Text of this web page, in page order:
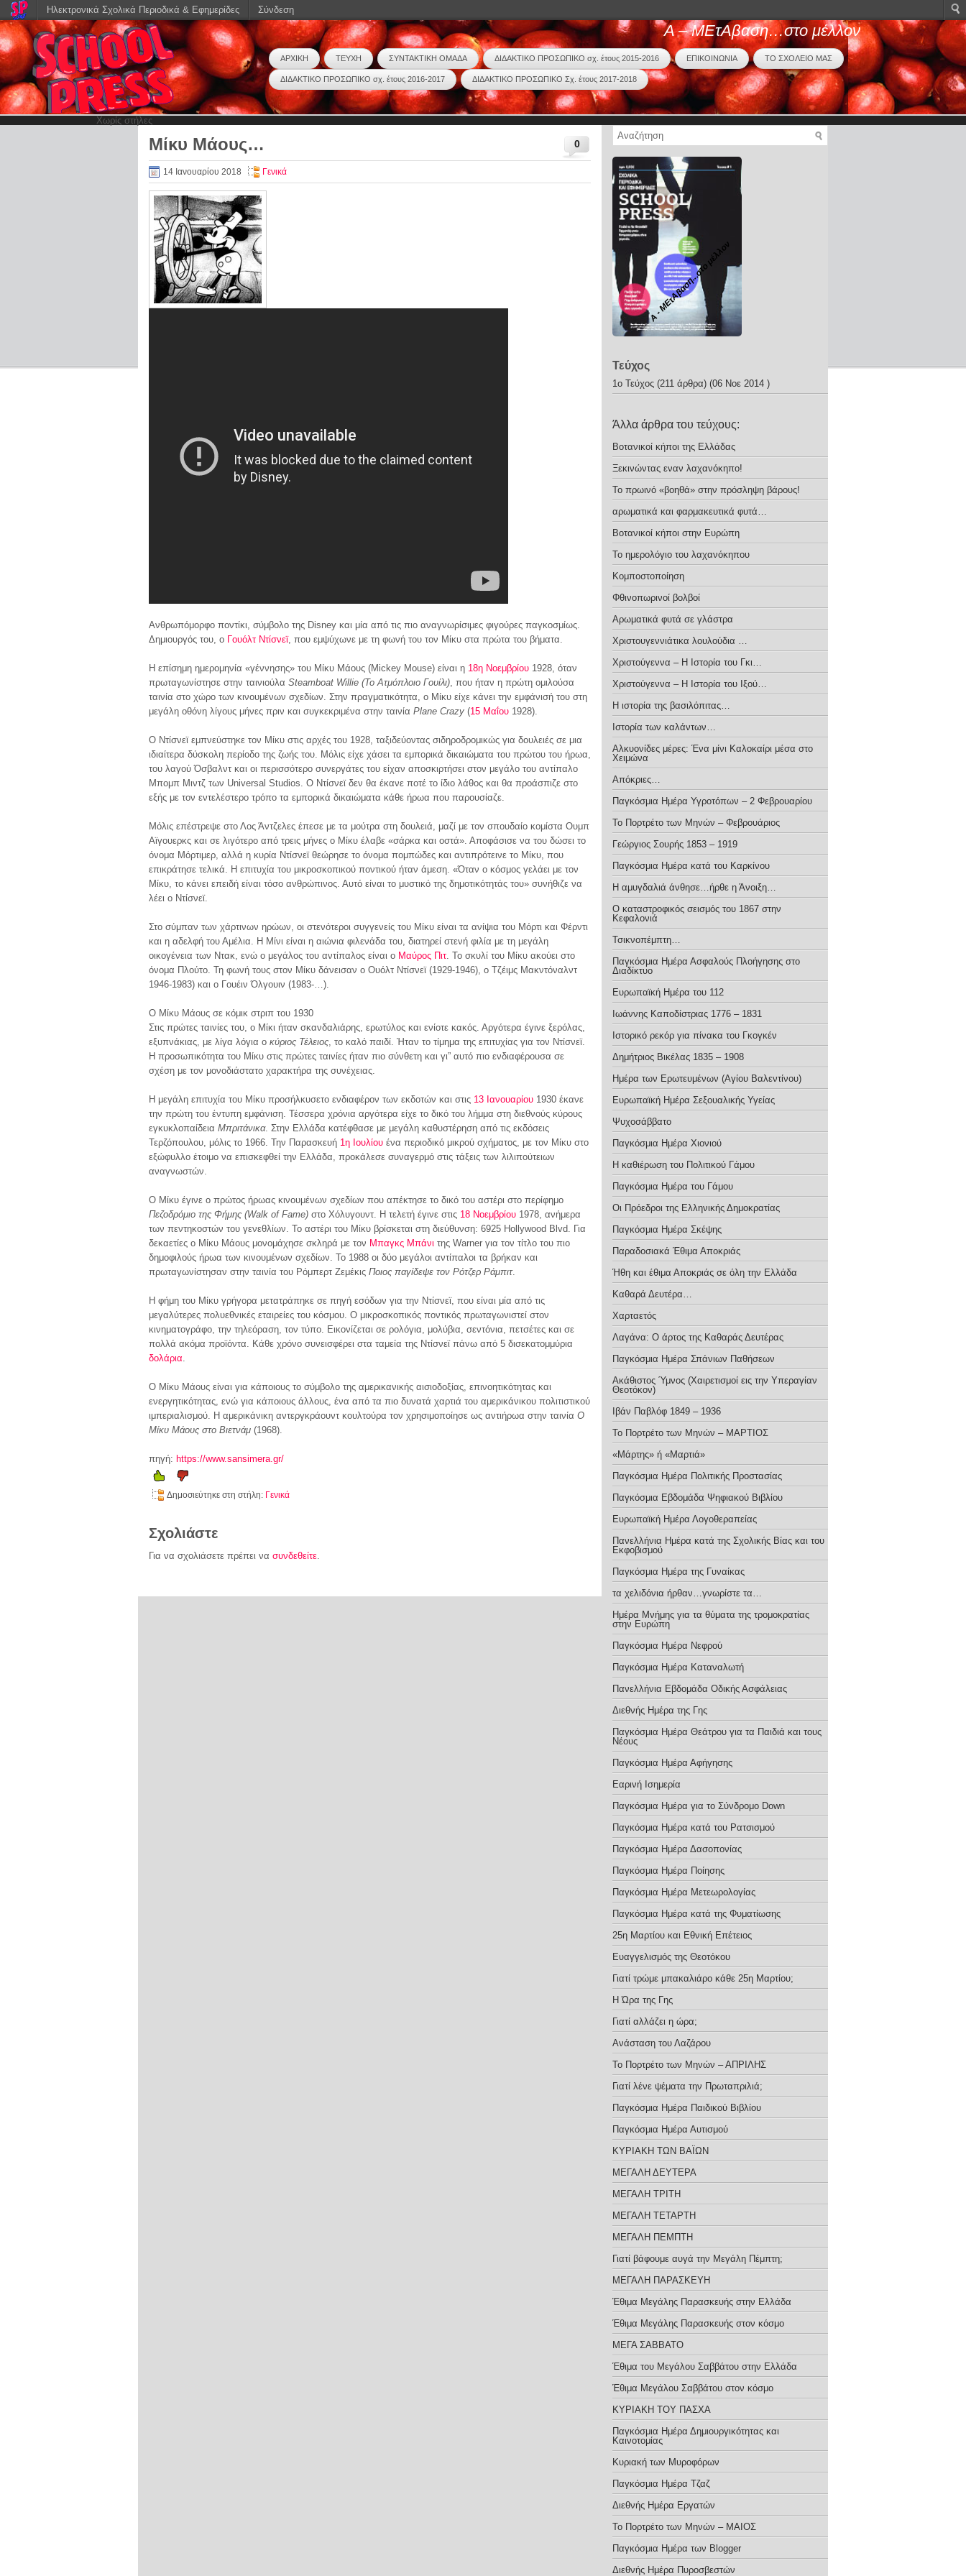
Α – ΜΕτΑβαση…στο μέλλον
ΑΡΧΙΚΗ ΤΕΥΧΗ ΣΥΝΤΑΚΤΙΚΗ ΟΜΑΔΑ ΔΙΔΑΚΤΙΚΟ ΠΡΟΣΩΠΙΚΟ σχ. έτους 2015-2016 ΕΠΙΚΟΙΝΩΝΙΑ ΤΟ ΣΧΟΛΕΙΟ ΜΑΣ
ΔΙΔΑΚΤΙΚΟ ΠΡΟΣΩΠΙΚΟ σχ. έτους 2016-2017 ΔΙΔΑΚΤΙΚΟ ΠΡΟΣΩΠΙΚΟ Σχ. έτους 2017-2018
Χωρίς στήλες
0
Μίκυ Μάους…
14 Ιανουαρίου 2018 Γενικά
Ανθρωπόμορφο ποντίκι, σύμβολο της Disney και μία από τις πιο αναγνωρίσιμες φιγούρες παγκοσμίως.
Δημιουργός του, ο Γουόλτ Ντίσνεϊ, που εμψύχωνε με τη φωνή του τον Μίκυ στα πρώτα του βήματα.
Η επίσημη ημερομηνία «γέννησης» του Μίκυ Μάους (Mickey Mouse) είναι η 18η Νοεμβρίου 1928, όταν
πρωταγωνίστησε στην ταινιούλα Steamboat Willie (Το Ατμόπλοιο Γουίλι), που ήταν η πρώτη ομιλούσα
ταινία στο χώρο των κινουμένων σχεδίων. Στην πραγματικότητα, ο Μίκυ είχε κάνει την εμφάνισή του στη
μεγάλη οθόνη λίγους μήνες πριν και συγκεκριμένα στην ταινία Plane Crazy (15 Μαΐου 1928).
Ο Ντίσνεϊ εμπνεύστηκε τον Μίκυ στις αρχές του 1928, ταξιδεύοντας σιδηροδρομικώς για δουλειές σε μια
ιδιαίτερα δύσκολη περίοδο της ζωής του. Μόλις είχε χάσει τα εμπορικά δικαιώματα του πρώτου του ήρωα,
του λαγού Όσβαλντ και οι περισσότερο συνεργάτες του είχαν αποσκιρτήσει στον μεγάλο του αντίπαλο
Μπομπ Μιντζ των Universal Studios. Ο Ντίσνεϊ δεν θα έκανε ποτέ το ίδιο λάθος και θα προάσπιζε στο
εξής με τον εντελέστερο τρόπο τα εμπορικά δικαιώματα κάθε ήρωα που παρουσίαζε.
Μόλις επέστρεψε στο Λος Άντζελες έπεσε με τα μούτρα στη δουλειά, μαζί με τον σπουδαίο κομίστα Ουμπ
Αϊγουερκς και σε λιγότερο από τρεις μήνες ο Μίκυ έλαβε «σάρκα και οστά». Αποφάσισε να του δώσει το
όνομα Μόρτιμερ, αλλά η κυρία Ντίσνεϊ θεώρησε το όνομα πομπώδες και αντιπρότεινε το Μίκυ, που
επικράτησε τελικά. Η επιτυχία του μικροσκοπικού ποντικού ήταν άμεση. «Όταν ο κόσμος γελάει με τον
Μίκυ, το κάνει επειδή είναι τόσο ανθρώπινος. Αυτό είναι το μυστικό της δημοτικότητάς του» συνήθιζε να
λέει ο Ντίσνεϊ.
Στο σύμπαν των χάρτινων ηρώων, οι στενότεροι συγγενείς του Μίκυ είναι τα ανίψια του Μόρτι και Φέρντι
και η αδελφή του Αμέλια. Η Μίνι είναι η αιώνια φιλενάδα του, διατηρεί στενή φιλία με τη μεγάλη
οικογένεια των Ντακ, ενώ ο μεγάλος του αντίπαλος είναι ο Μαύρος Πιτ. Το σκυλί του Μίκυ ακούει στο
όνομα Πλούτο. Τη φωνή τους στον Μίκυ δάνεισαν ο Ουόλτ Ντίσνεϊ (1929-1946), ο Τζέιμς Μακντόναλντ
1946-1983) και ο Γουέιν Όλγουιν (1983-…).
Ο Μίκυ Μάους σε κόμικ στριπ του 1930
Στις πρώτες ταινίες του, ο Μίκι ήταν σκανδαλιάρης, ερωτύλος και ενίοτε κακός. Αργότερα έγινε ξερόλας,
εξυπνάκιας, με λίγα λόγια ο κύριος Τέλειος, το καλό παιδί. Ήταν το τίμημα της επιτυχίας για τον Ντίσνεϊ.
Η προσωπικότητα του Μίκυ στις πρώτες ταινίες ήταν πιο σύνθετη και γι” αυτό πιο ενδιαφέρουσα σε
σχέση με τον μονοδιάστατο χαρακτήρα της συνέχειας.
Η μεγάλη επιτυχία του Μίκυ προσήλκυσετο ενδιαφέρον των εκδοτών και στις 13 Ιανουαρίου 1930 έκανε
την πρώτη του έντυπη εμφάνιση. Τέσσερα χρόνια αργότερα είχε το δικό του λήμμα στη διεθνούς κύρους
εγκυκλοπαίδεια Μπριτάνικα. Στην Ελλάδα κατέφθασε με μεγάλη καθυστέρηση από τις εκδόσεις
Τερζόπουλου, μόλις το 1966. Την Παρασκευή 1η Ιουλίου ένα περιοδικό μικρού σχήματος, με τον Μίκυ στο
εξώφυλλο έτοιμο να επισκεφθεί την Ελλάδα, προκάλεσε συναγερμό στις τάξεις των λιλιπούτειων
αναγνωστών.
Ο Μίκυ έγινε ο πρώτος ήρωας κινουμένων σχεδίων που απέκτησε το δικό του αστέρι στο περίφημο
Πεζοδρόμιο της Φήμης (Walk of Fame) στο Χόλυγουντ. Η τελετή έγινε στις 18 Νοεμβρίου 1978, ανήμερα
των πεντηκοστών του γενεθλίων. Το αστέρι του Μίκυ βρίσκεται στη διεύθυνση: 6925 Hollywood Blvd. Για
δεκαετίες ο Μίκυ Μάους μονομάχησε σκληρά με τον Μπαγκς Μπάνι της Warner για τον τίτλο του πιο
δημοφιλούς ήρωα των κινουμένων σχεδίων. Το 1988 οι δύο μεγάλοι αντίπαλοι τα βρήκαν και
πρωταγωνίστησαν στην ταινία του Ρόμπερτ Ζεμέκις Ποιος παγίδεψε τον Ρότζερ Ράμπιτ.
Η φήμη του Μίκυ γρήγορα μετατράπηκε σε πηγή εσόδων για την Ντίσνεϊ, που είναι μία από τις
μεγαλύτερες πολυεθνικές εταιρείες του κόσμου. Ο μικροσκοπικός ποντικός πρωταγωνιστεί στον
κινηματογράφο, την τηλεόραση, τον τύπο. Εικονίζεται σε ρολόγια, μολύβια, σεντόνια, πετσέτες και σε
πολλά ακόμα προϊόντα. Κάθε χρόνο συνεισφέρει στα ταμεία της Ντίσνεϊ πάνω από 5 δισεκατομμύρια
δολάρια.
Ο Μίκυ Μάους είναι για κάποιους το σύμβολο της αμερικανικής αισιοδοξίας, επινοητικότητας και
ενεργητικότητας, ενώ για κάποιους άλλους, ένα από τα πιο δυνατά χαρτιά του αμερικάνικου πολιτιστικού
ιμπεριαλισμού. Η αμερικάνικη αντεργκράουντ κουλτούρα τον χρησιμοποίησε ως αντιήρωα στην ταινία Ο
Μίκυ Μάους στο Βιετνάμ (1968).
πηγή: https://www.sansimera.gr/
Δημοσιεύτηκε στη στήλη: Γενικά
Σχολιάστε
Για να σχολιάσετε πρέπει να συνδεθείτε.
Α - ΜΕτΑβαση...στο μέλλον
Τεύχος
1ο Τεύχος (211 άρθρα) (06 Νοε 2014 )
Άλλα άρθρα του τεύχους:
Βοτανικοί κήποι της Ελλάδας
Ξεκινώντας εναν λαχανόκηπο!
Το πρωινό «βοηθά» στην πρόσληψη βάρους!
αρωματικά και φαρμακευτικά φυτά…
Βοτανικοί κήποι στην Ευρώπη
Το ημερολόγιο του λαχανόκηπου
Κομποστοποίηση
Φθινοπωρινοί βολβοί
Αρωματικά φυτά σε γλάστρα
Χριστουγεννιάτικα λουλούδια …
Χριστούγεννα – H Iστορία του Γκι…
Χριστούγεννα – Η Ιστορία του Ιξού…
Η ιστορία της βασιλόπιτας…
Ιστορία των καλάντων…
Αλκυονίδες μέρες: Ένα μίνι Καλοκαίρι μέσα στο
Χειμώνα
Απόκριες…
Παγκόσμια Ημέρα Υγροτόπων – 2 Φεβρουαρίου
Το Πορτρέτο των Μηνών – Φεβρουάριος
Γεώργιος Σουρής 1853 – 1919
Παγκόσμια Ημέρα κατά του Καρκίνου
Η αμυγδαλιά άνθησε…ήρθε η Άνοιξη…
Ο καταστροφικός σεισμός του 1867 στην
Κεφαλονιά
Τσικνοπέμπτη…
Παγκόσμια Ημέρα Ασφαλούς Πλοήγησης στο
Διαδίκτυο
Ευρωπαϊκή Ημέρα του 112
Ιωάννης Καποδίστριας 1776 – 1831
Ιστορικό ρεκόρ για πίνακα του Γκογκέν
Δημήτριος Βικέλας 1835 – 1908
Ημέρα των Ερωτευμένων (Αγίου Βαλεντίνου)
Ευρωπαϊκή Ημέρα Σεξoυαλικής Υγείας
Ψυχοσάββατο
Παγκόσμια Ημέρα Χιονιού
Η καθιέρωση του Πολιτικού Γάμου
Παγκόσμια Ημέρα του Γάμου
Οι Πρόεδροι της Ελληνικής Δημοκρατίας
Παγκόσμια Ημέρα Σκέψης
Παραδοσιακά Έθιμα Αποκριάς
Ήθη και έθιμα Αποκριάς σε όλη την Ελλάδα
Καθαρά Δευτέρα…
Χαρταετός
Λαγάνα: Ο άρτος της Καθαράς Δευτέρας
Παγκόσμια Ημέρα Σπάνιων Παθήσεων
Ακάθιστος Ύμνος (Χαιρετισμοί εις την Υπεραγίαν
Θεοτόκον)
Ιβάν Παβλόφ 1849 – 1936
Το Πορτρέτο των Μηνών – ΜΑΡΤΙΟΣ
«Μάρτης» ή «Μαρτιά»
Παγκόσμια Ημέρα Πολιτικής Προστασίας
Παγκόσμια Εβδομάδα Ψηφιακού Βιβλίου
Ευρωπαϊκή Ημέρα Λογοθεραπείας
Πανελλήνια Ημέρα κατά της Σχολικής Βίας και του
Εκφοβισμού
Παγκόσμια Ημέρα της Γυναίκας
τα χελιδόνια ήρθαν…γνωρίστε τα…
Ημέρα Μνήμης για τα θύματα της τρομοκρατίας
στην Ευρώπη
Παγκόσμια Ημέρα Νεφρού
Παγκόσμια Ημέρα Καταναλωτή
Πανελλήνια Εβδομάδα Οδικής Ασφάλειας
Διεθνής Ημέρα της Γης
Παγκόσμια Ημέρα Θεάτρου για τα Παιδιά και τους
Νέους
Παγκόσμια Ημέρα Αφήγησης
Εαρινή Ισημερία
Παγκόσμια Ημέρα για το Σύνδρομο Down
Παγκόσμια Ημέρα κατά του Ρατσισμού
Παγκόσμια Ημέρα Δασοπονίας
Παγκόσμια Ημέρα Ποίησης
Παγκόσμια Ημέρα Μετεωρολογίας
Παγκόσμια Ημέρα κατά της Φυματίωσης
25η Μαρτίου και Εθνική Επέτειος
Ευαγγελισμός της Θεοτόκου
Γιατί τρώμε μπακαλιάρο κάθε 25η Μαρτίου;
Η Ώρα της Γης
Γιατί αλλάζει η ώρα;
Ανάσταση του Λαζάρου
Το Πορτρέτο των Μηνών – ΑΠΡΙΛΗΣ
Γιατί λένε ψέματα την Πρωταπριλιά;
Παγκόσμια Ημέρα Παιδικού Βιβλίου
Παγκόσμια Ημέρα Αυτισμού
ΚΥΡΙΑΚΗ ΤΩΝ ΒΑΪΩΝ
ΜΕΓΑΛΗ ΔΕΥΤΕΡΑ
ΜΕΓΑΛΗ ΤΡΙΤΗ
ΜΕΓΑΛΗ ΤΕΤΑΡΤΗ
ΜΕΓΑΛΗ ΠΕΜΠΤΗ
Γιατί βάφουμε αυγά την Μεγάλη Πέμπτη;
ΜΕΓΑΛΗ ΠΑΡΑΣΚΕΥΗ
Έθιμα Μεγάλης Παρασκευής στην Ελλάδα
Έθιμα Μεγάλης Παρασκευής στον κόσμο
ΜΕΓΑ ΣΑΒΒΑΤΟ
Έθιμα του Μεγάλου Σαββάτου στην Ελλάδα
Έθιμα Μεγάλου Σαββάτου στον κόσμο
ΚΥΡΙΑΚΗ ΤΟΥ ΠΑΣΧΑ
Παγκόσμια Ημέρα Δημιουργικότητας και
Καινοτομίας
Κυριακή των Μυροφόρων
Παγκόσμια Ημέρα Τζαζ
Διεθνής Ημέρα Εργατών
Το Πορτρέτο των Μηνών – ΜΑΙΟΣ
Παγκόσμια Ημέρα των Blogger
Διεθνής Ημέρα Πυροσβεστών
Ηλεκτρονικά Σχολικά Περιοδικά & Εφημερίδες Σύνδεση